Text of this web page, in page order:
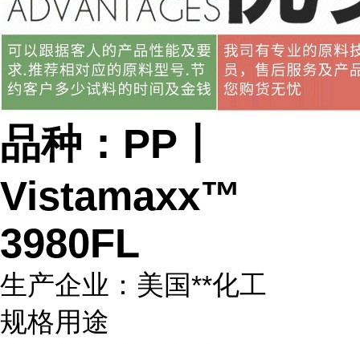
品种：PP丨
Vistamaxx™
3980FL
生产企业：美国**化工
规格用途